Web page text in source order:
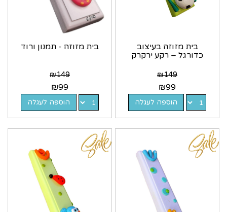
בית מזוזה בעיצוב
כדורגל – רקע ירקרק
₪149
₪99
הוספה לעגלה
בית מזוזה - תמנון ורוד
₪149
₪99
הוספה לעגלה